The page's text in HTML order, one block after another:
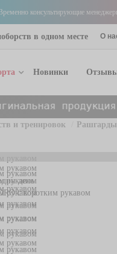
консультирующие
О
Новинки
из Европы
и тренировок Рашгарды
с коротким рукавом